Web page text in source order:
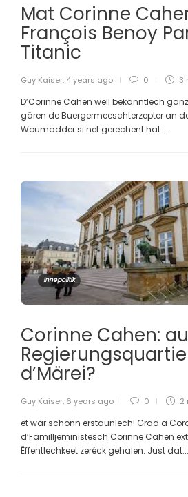
Mat Corinne
François Benoy
Titanic
Guy Kaiser, 4 years ago 0 3
D’Corinne Cahen wëll bekanntlech
gären de Buergermeeschterzepter an
Woumadder si net gerechent hat:...
Innepolitik
Corinne Cahen:
d’Märei?
Guy Kaiser, 6 years ago 0 2
et war schonn erstaunlech! Grad a
d’Familljeministesch Corinne Cahen
Ëffentlechkeet zeréck gehalen. Just dat...